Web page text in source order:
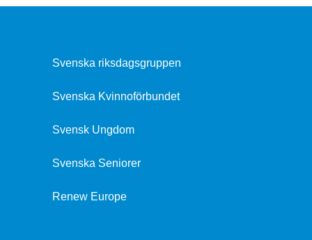
Svenska riksdagsgruppen
Svenska Kvinnoförbundet
Svensk Ungdom
Svenska Seniorer
Renew Europe